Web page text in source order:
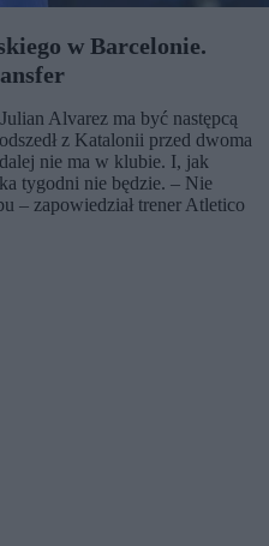
w Barcelonie.
Alvarez ma być następcą
z Katalonii przed dwoma
nie ma w klubie. I, jak
tygodni nie będzie. – Nie
– zapowiedział trener Atletico